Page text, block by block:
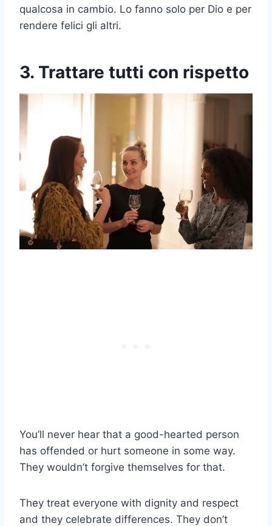
qualcosa in cambio. Lo fanno solo per Dio e per
rendere felici gli altri.
3. Trattare tutti con rispetto
You’ll never hear that a good-hearted person
has offended or hurt someone in some way.
They wouldn’t forgive themselves for that.
They treat everyone with dignity and respect
and they celebrate differences. They don’t